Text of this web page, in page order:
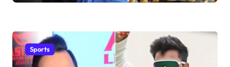
Sports